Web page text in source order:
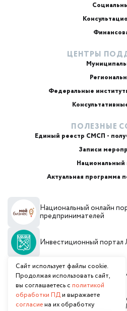
ЦЕНТРЫ
Федеральные
ПОЛЕЗНЫЕ
Единый реестр СМСП -
Записи
Национальный
Актуальная программа
Национальный онлайн
предпринимателей
Инвестиционный портал
Администрация
Комитет по развитию
потребительского рынка
Сайт использует файлы cookie.
Продолжая использовать сайт,
вы соглашаетесь с политикой
обработки ПДи выражаете
согласиена их обработку
ИИ-консультант
Маркетплейсы и
Email или
Я согласен собработкой
Согласен(а) получать от
предпринимательства и
Ленинградской области»
предложения о мерах
продуктах, мероприятиях и